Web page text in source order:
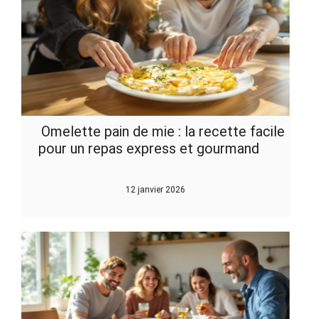
Omelette pain de mie : la recette facile
pour un repas express et gourmand
12 janvier 2026